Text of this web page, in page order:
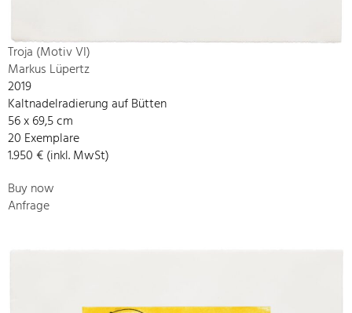
Troja (Motiv VI)
Markus Lüpertz
2019
Kaltnadelradierung auf Bütten
56 x 69,5 cm
20 Exemplare
1.950 € (inkl. MwSt)
Buy now
Anfrage